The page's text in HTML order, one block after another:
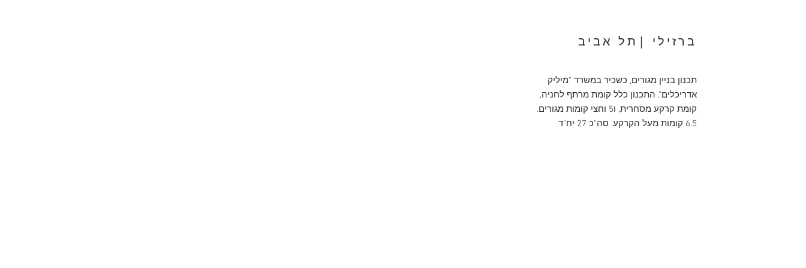
ברזילי |תל אביב
תכנון בניין מגורים, כשכיר במשרד "מיליק
אדריכלים". התכנון כלל קומת מרתף לחניה,
קומת קרקע מסחרית, ו5 וחצי קומות מגורים.
6.5 קומות מעל הקרקע. סה"כ 27 יח"ד